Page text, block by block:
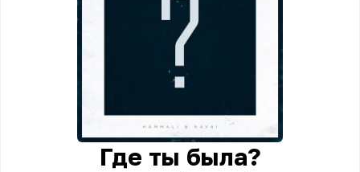
Где ты была?